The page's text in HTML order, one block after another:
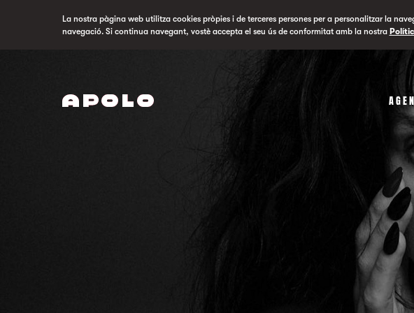
La nostra pàgina web utilitza cookies pròpies i de terceres persones per a personalitzar la
navegació. Si continua navegant, vostè accepta el seu ús de conformitat amb la nostra